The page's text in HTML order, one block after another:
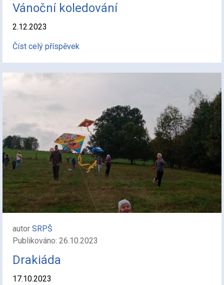
Vánoční koledování
2.12.2023
Číst celý příspěvek
autor SRPŠ
Publikováno: 26.10.2023
Drakiáda
17.10.2023